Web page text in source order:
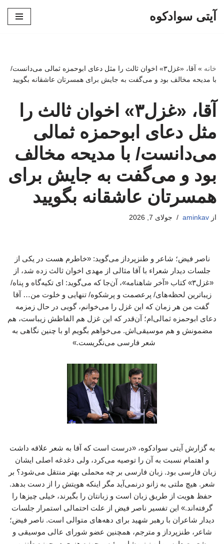
آیتی سوادکوه
خانه »
آقا، «غزل۳» اخوان ‌ثالث را مثل دعای ابوحمزه ثمالی می‌دانست/
با مدیحه مخالف بود و می‌گفت به جایش برای همسرتان عاشقانه بگویید
آقا، «غزل۳» اخوان ‌ثالث را
مثل دعای ابوحمزه ثمالی
می‌دانست/ با مدیحه مخالف
بود و می‌گفت به جایش برای
همسرتان عاشقانه بگویید
از aminkav جولای 7, 2026
ناصر فیض؛ شاعر و طنزپرداز می‌گوید: «خاطرم هست در یکی از
جلسات دیدار شعراء با آقا مثالی از مهدی اخوان ثالث زده شد، از
«غزل۳» کتاب «آخر شاهنامه»، آن‌جا که می‌گوید: ای تکیه‌گاه و پناه/
زیباترین لحظه‌های/ پرعصمت و پرشکوه/ تنهایی و خلوت من… آقا
گفت من هر زمان که این غزل را می‌خوانم، گویی در حال زمزمه
دعای ابوحمزه ثمالی‌ام؛ آن‌قدر که این غزل هم الفاظش زیباست، هم
مضمونش و هم موسیقی‌اش. می‌خواهم بگویم او با چنین نگاهی به
شعر فارسی می‌نگریست.»
به گزارش آیتی سوادکوه، «درست است که آقا به شعر علاقه داشت
و اهتمام نسبت به آن را توصیه می‌کرد، ولی دغدغه اصلی ایشان
زبان فارسی بود. زبان فارسی بر چه محملی بهتر منتقل می‌شود؟ بر
شعر. هیچ ملتی به زانو درنمی‌آید مگر اینکه هویتش را از دست بدهد.
حفظ هویت از طریق زبان است و زبانتان را بگیرند، خیلی چیزها را
گرفته‌اند.» این تفسیر ناصر فیض از علت احتمالی استمرار جلسات
دیدار شاعران با رهبر شهید برای دهه‌های متوالی است. ناصر فیض؛
شاعر، طنزپرداز و مترجم، همچنین عضو شورای عالی موسیقی و